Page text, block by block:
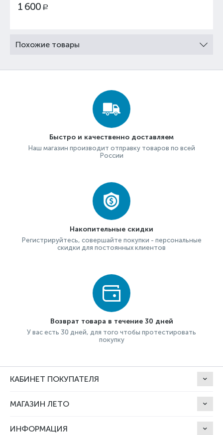
1 600 Р
Похожие товары
Быстро и качественно доставляем
Наш магазин производит отправку товаров по всей
России
Накопительные скидки
Регистрируйтесь, совершайте покупки - персональные
скидки для постоянных клиентов
Возврат товара в течение 30 дней
У вас есть 30 дней, для того чтобы протестировать
покупку
КАБИНЕТ ПОКУПАТЕЛЯ
МАГАЗИН ЛЕТО
ИНФОРМАЦИЯ